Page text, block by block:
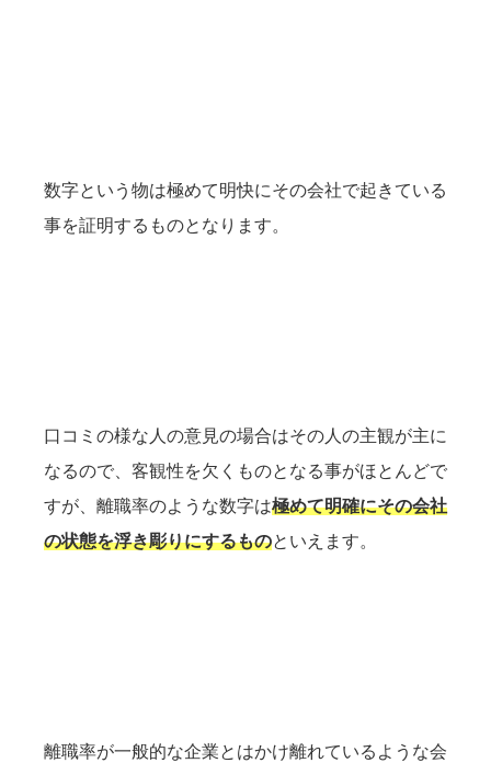
数字という物は極めて明快にその会社で起きている
事を証明するものとなります。
口コミの様な人の意見の場合はその人の主観が主に
なるので、客観性を欠くものとなる事がほとんどで
すが、離職率のような数字は極めて明確にその会社
の状態を浮き彫りにするものといえます。
離職率が一般的な企業とはかけ離れているような会